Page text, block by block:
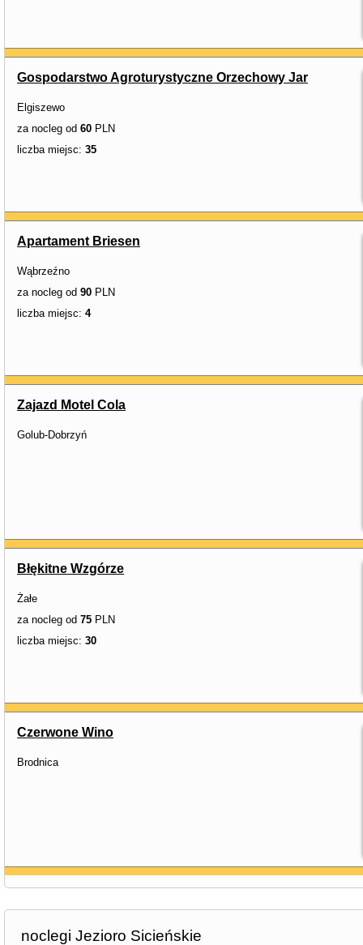
Gospodarstwo Agroturystyczne Orzechowy Jar
Elgiszewo
za nocleg od 60 PLN
liczba miejsc: 35
Apartament Briesen
Wąbrzeźno
za nocleg od 90 PLN
liczba miejsc: 4
Zajazd Motel Cola
Golub-Dobrzyń
Błękitne Wzgórze
Żałe
za nocleg od 75 PLN
liczba miejsc: 30
Czerwone Wino
Brodnica
noclegi Jezioro Sicieńskie